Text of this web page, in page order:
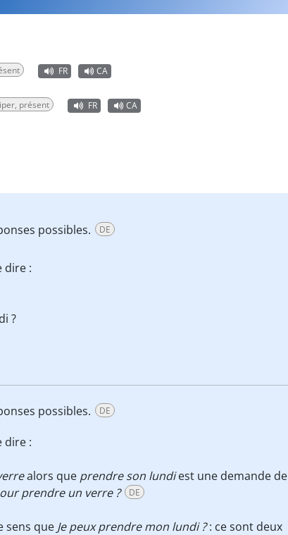
FR CA
présent FR CA
possibles. DE
dire :
?
possibles. DE
dire :
alors que prendre son lundiest une demande de
prendre un verre ? DE
sens que Je peux prendre mon lundi ?: ce sont deux